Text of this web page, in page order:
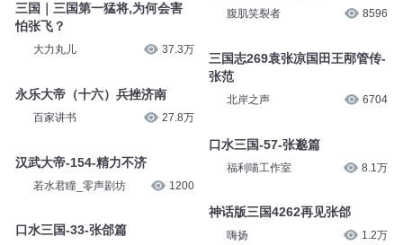
三国｜三国第一猛将,为何会害
怕张飞？
大力丸儿 37.3万
永乐大帝（十六）兵挫济南
百家讲书 27.8万
汉武大帝-154-精力不济
若水君瞳_零声剧坊 1200
口水三国-33-张郃篇
腹肌笑裂者 8596
三国志269袁张凉国田王邴管传-
张范
北岸之声 6704
口水三国-57-张邈篇
福利喵工作室 8.1万
神话版三国4262再见张郃
嗨扬 1.2万